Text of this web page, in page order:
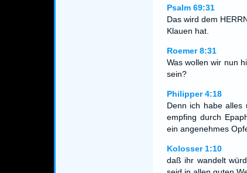
Psalm 69:31
Das wird dem
Klauen hat.
Roemer 8:31
Was wollen wir nun
sein?
Philipper 4:18
Denn ich habe alles
empfing durch
ein angenehmes
Kolosser 1:10
daß ihr wandelt